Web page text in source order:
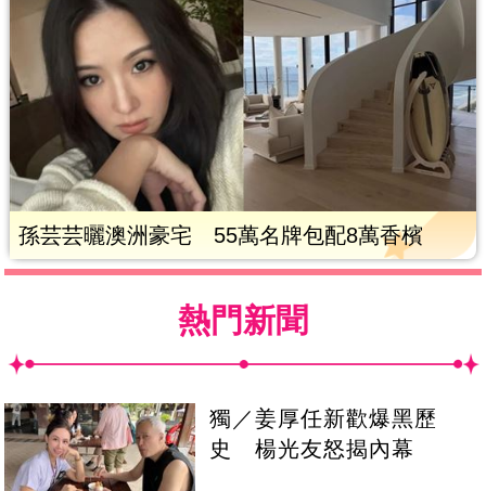
孫芸芸曬澳洲豪宅 55萬名牌包配8萬香檳
熱門新聞
獨／姜厚任新歡爆黑歷
史 楊光友怒揭內幕